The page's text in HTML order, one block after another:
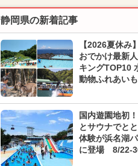
静岡県の新着記事
【2026夏休み
おでかけ最新
キングTOP10
動物ふれあいも
国内遊園地初
とサウナでと
体験が浜名湖
に登場 8/22-